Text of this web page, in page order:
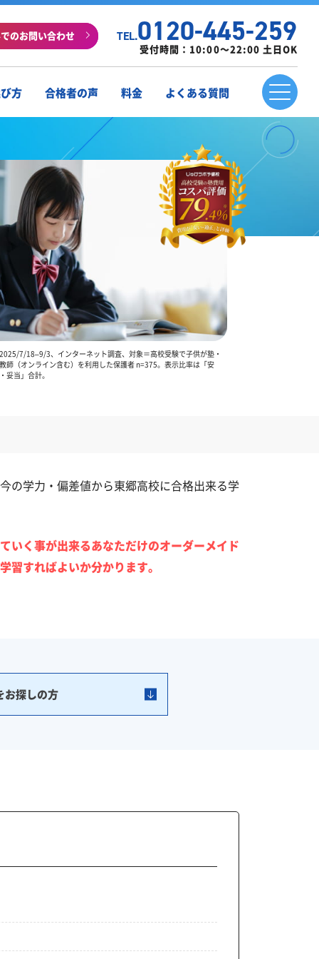
のお問い合わせ TEL.0120-445-259
受付時間：10:00～22:00 土日OK
方 合格者の声 料金 よくある質問
7/18–9/3、インターネット調査、対象＝高校受験で子供が塾・
師（オンライン含む）を利用した保護者 n=375。表示比率は「安
妥当」合計。
の学力・偏差値から東郷高校に合格出来る学
いく事が出来るあなただけのオーダーメイド
すればよいか分かります。
お探しの方